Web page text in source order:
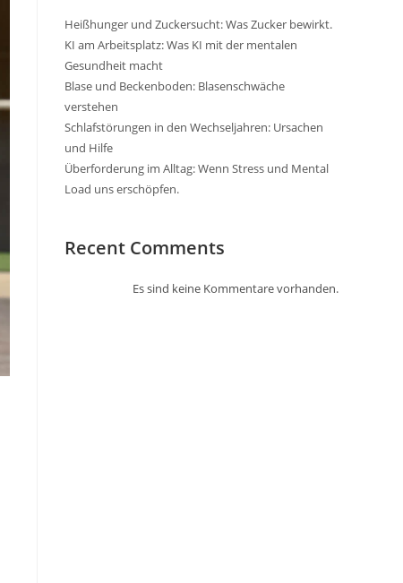
Heißhunger und Zuckersucht: Was Zucker bewirkt.
KI am Arbeitsplatz: Was KI mit der mentalen
Gesundheit macht
Blase und Beckenboden: Blasenschwäche
verstehen
Schlafstörungen in den Wechseljahren: Ursachen
und Hilfe
Überforderung im Alltag: Wenn Stress und Mental
Load uns erschöpfen.
Recent Comments
Es sind keine Kommentare vorhanden.